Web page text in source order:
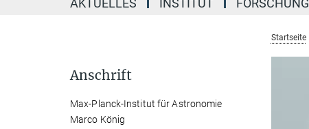
AKTUELLES INSTITUT FORSCHUNG
Startseite
Anschrift
Max-Planck-Institut für Astronomie
Marco König